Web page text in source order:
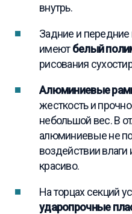
внутрь.
Задние и передние
имеютбелый
рисования
Алюминиевые
жесткость и
небольшой вес. В
алюминиевые не
воздействии
красиво.
На торцах секций
ударопрочные